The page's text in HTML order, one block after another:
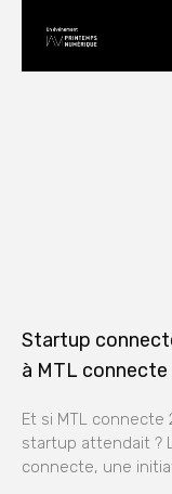
Startup
à MTL
Et si MTL
startup attendait ?
connecte, une